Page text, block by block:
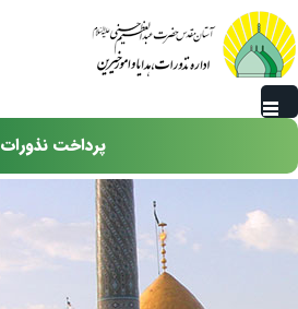
رفتن به محتوای اصلی
پرداخت نذورات